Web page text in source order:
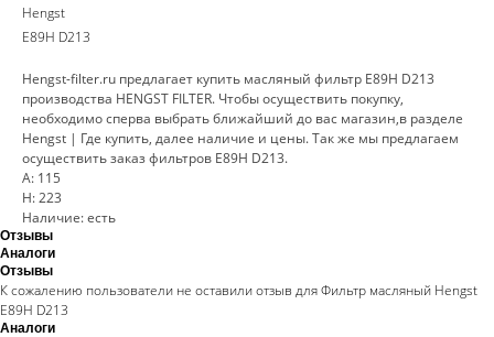
Hengst
E89H D213
Hengst-filter.ru предлагает купить масляный фильтр E89H D213
производства HENGST FILTER. Чтобы осуществить покупку,
необходимо сперва выбрать ближайший до вас магазин,в разделе
Hengst | Где купить, далее наличие и цены. Так же мы предлагаем
осуществить заказ фильтров E89H D213.
A: 115
H: 223
Наличие: есть
Отзывы
Аналоги
Отзывы
К сожалению пользователи не оставили отзыв для Фильтр масляный Hengst
E89H D213
Аналоги